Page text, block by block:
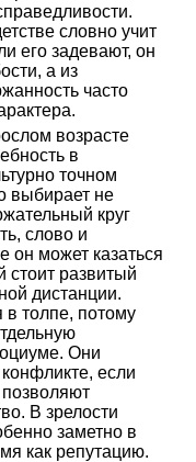
словно учит
его задевают, он
а из
часто
возрасте
в
точном
выбирает не
круг
слово и
он может казаться
стоит развитый
дистанции.
в толпе, потому
Они
если
В зрелости
заметно в
как репутацию.